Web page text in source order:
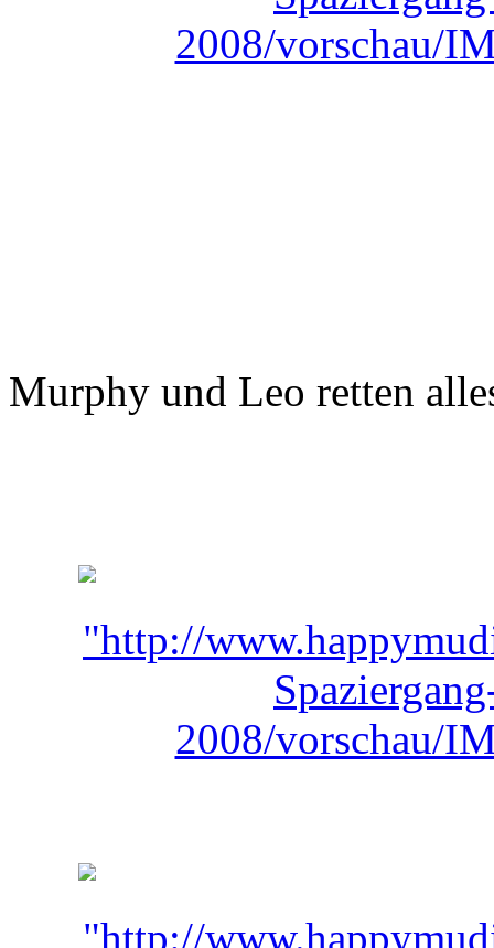
Murphy und Leo retten